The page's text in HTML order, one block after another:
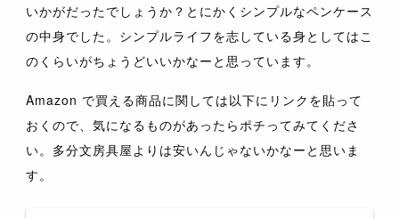
いかがだったでしょうか？とにかくシンプルなペンケース
の中身でした。シンプルライフを志している身としてはこ
のくらいがちょうどいいかなーと思っています。
Amazon で買える商品に関しては以下にリンクを貼って
おくので、気になるものがあったらポチってみてくださ
い。多分文房具屋よりは安いんじゃないかなーと思いま
す。